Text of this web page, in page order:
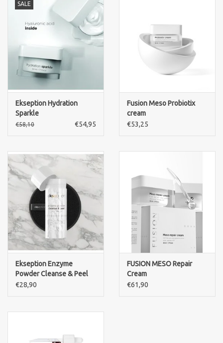
SALE
Ekseption Hydration
Sparkle
€58,10 €54,95
Fusion Meso Probiotix
cream
€53,25
Ekseption Enzyme
Powder Cleanse & Peel
€28,90
FUSION MESO Repair
Cream
€61,90